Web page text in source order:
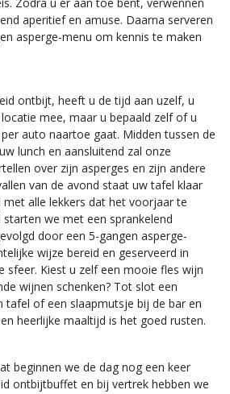
aperitief en amuse. Daarna serveren
asperge-menu om kennis te maken
ontbijt, heeft u de tijd aan uzelf, u
mee, maar u bepaald zelf of u
auto naartoe gaat. Midden tussen de
lunch en aansluitend zal onze
over zijn asperges en zijn andere
van de avond staat uw tafel klaar
alle lekkers dat het voorjaar te
we met een sprankelend
door een 5-gangen asperge-
wijze bereid en geserveerd in
sfeer. Kiest u zelf een mooie fles wijn
wijnen schenken? Tot slot een
tafel of een slaapmutsje bij de bar en
heerlijke maaltijd is het goed rusten.
beginnen we de dag nog een keer
ontbijtbuffet en bij vertrek hebben we